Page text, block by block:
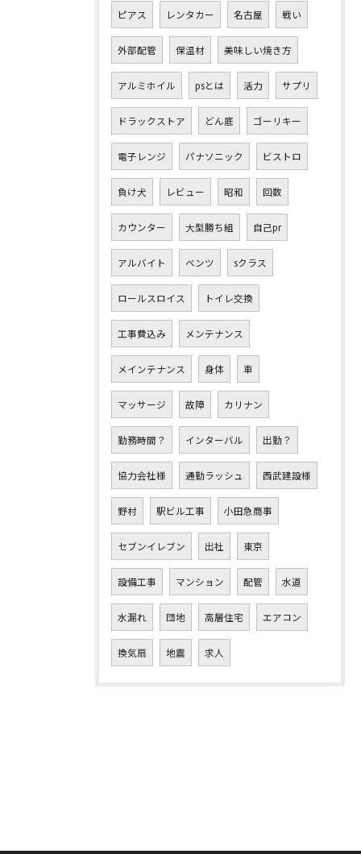
ピアス レンタカー 名古屋 戦い
外部配管 保温材 美味しい焼き方
アルミホイル psとは 活力 サプリ
ドラックストア どん底 ゴーリキー
電子レンジ パナソニック ビストロ
負け犬 レビュー 昭和 回数
カウンター 大型勝ち組 自己pr
アルバイト ベンツ sクラス
ロールスロイス トイレ交換
工事費込み メンテナンス
メインテナンス 身体 車
マッサージ 故障 カリナン
勤務時間？ インターバル 出勤？
協力会社様 通勤ラッシュ 西武建設様
野村 駅ビル工事 小田急商事
セブンイレブン 出社 東京
設備工事 マンション 配管 水道
水漏れ 団地 高層住宅 エアコン
換気扇 地震 求人